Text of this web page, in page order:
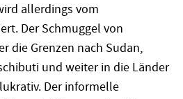
allerdings vom
Der Schmuggel von
die Grenzen nach Sudan,
und weiter in die Länder
Der informelle